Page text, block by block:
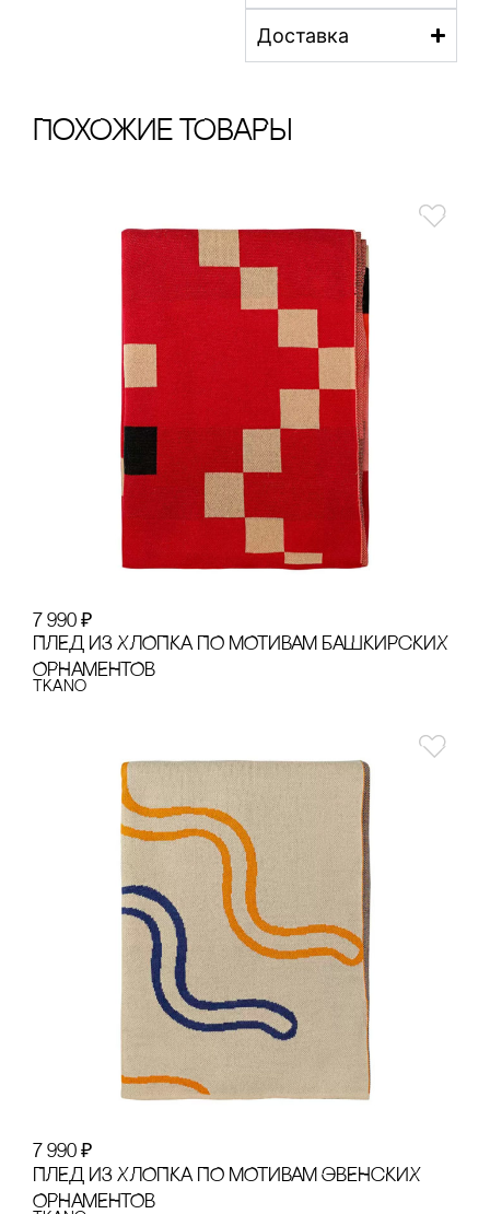
Доставка
ПохОжИе тОваРы
7 990 ₽
ПЛЕД ИЗ ХЛОПКА ПО МОТИВАМ БАШКИРсКИХ
ОРНАМЕНТОВ
Tkano
7 990 ₽
ПЛЕД ИЗ ХЛОПКА ПО МОТИВАМ ЭВЕНсКИХ
ОРНАМЕНТОВ